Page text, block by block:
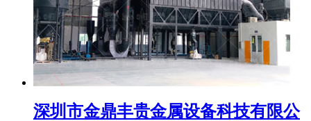
深圳市金鼎丰贵金属设备科技有限公